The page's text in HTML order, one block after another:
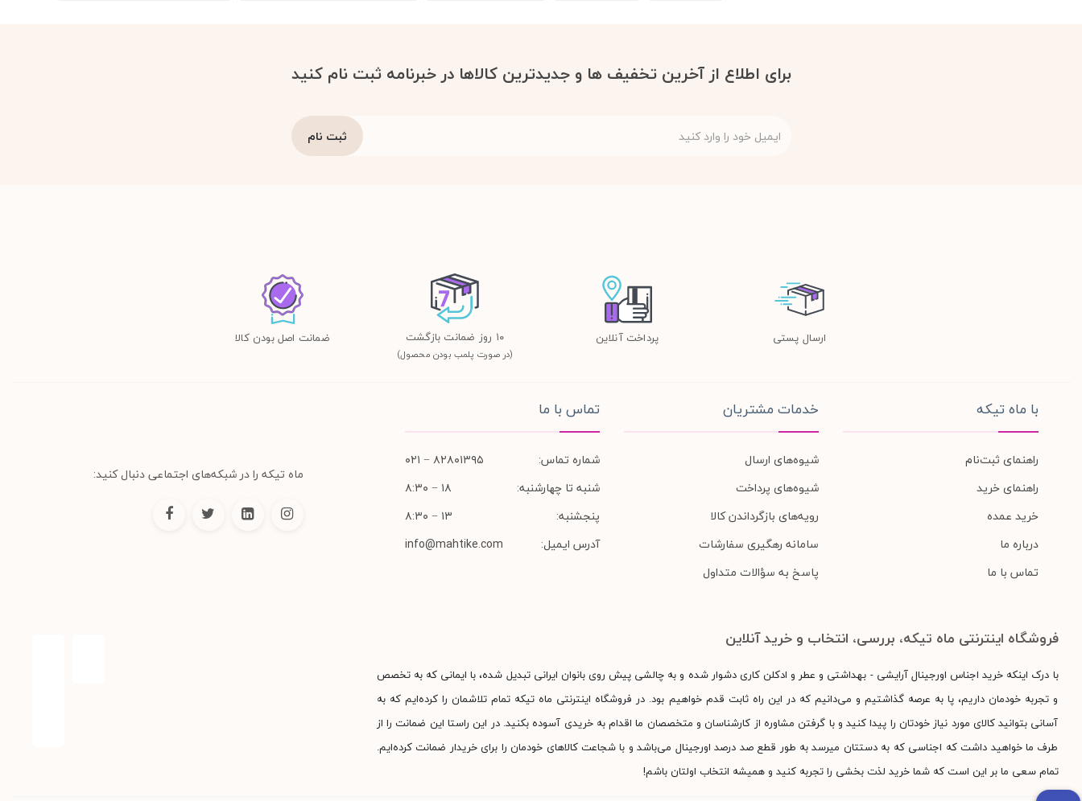
برای اطلاع از آخرین تخفیف ها و جدیدترین کالاها در خبرنامه ثبت نام کنید
ارسال پستی پرداخت آنلاین ١٠ روز ضمانت بازگشت
(در صورت پلمب بودن محصول)
ضمانت اصل بودن کالا
با ماه تیکه
راهنمای ثبت‌نام
راهنمای خرید
خرید عمده
درباره ما
تماس با ما
خدمات مشتریان
شیوه‌های ارسال
شیوه‌های پرداخت
رویه‌های بازگرداندن کالا
سامانه رهگیری سفارشات
پاسخ به سؤالات متداول
تماس با ما
شماره تماس:
۸۲۸۰۱۳۹۵ − ۰۲۱
شنبه تا چهارشنبه:
۱۸ − ۸:۳۰
پنجشنبه:
۱۳ − ۸:۳۰
آدرس ایمیل:
info@mahtike.com
ماه تیکه را در شبکه‌های اجتماعی دنبال کنید:
فروشگاه اینترنتی ماه تیکه، بررسی، انتخاب و خرید آنلاین
با درک اینکه خرید اجناس اورجینال آرایشی - بهداشتی و عطر و ادکلن کاری دشوار شده و به چالشی پیش روی بانوان ایرانی تبدیل شده، با ایمانی که به تخصص
و تجربه خودمان داریم، پا به عرصه گذاشتیم و می‌دانیم که در این راه ثابت قدم خواهیم بود. در فروشگاه اینترنتی ماه تیکه تمام تلاشمان را کرده‌ایم که به
آسانی بتوانید کالای مورد نیاز خودتان را پیدا کنید و با گرفتن مشاوره از کارشناسان و متخصصان ما اقدام به خریدی آسوده بکنید. در این راستا این ضمانت را از
طرف ما خواهید داشت که اجناسی که به دستتان میرسد به طور قطع صد درصد اورجینال می‌باشد و با شجاعت کالاهای خودمان را برای خریدار ضمانت کرده‌ایم.
تمام سعی ما بر این است که شما خرید لذت بخشی را تجربه کنید و همیشه انتخاب اولتان باشم!